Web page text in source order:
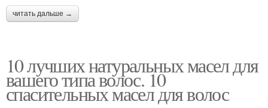
читать дальше →
10 лучших натуральных масел для
вашего типа волос. 10
спасительных масел для волос